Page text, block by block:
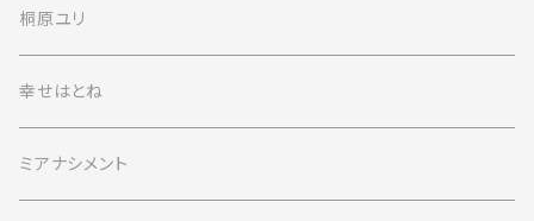
桐原ユリ
幸せはとね
ミアナシメント